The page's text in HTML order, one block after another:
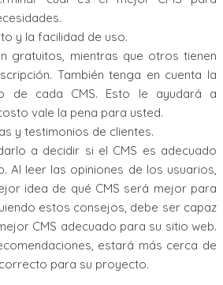
y la facilidad de uso.
gratuitos, mientras que otros tienen
También tenga en cuenta la
de cada CMS. Esto le ayudará a
vale la pena para usted.
y testimonios de clientes.
a decidir si el CMS es adecuado
Al leer las opiniones de los usuarios,
idea de qué CMS será mejor para
estos consejos, debe ser capaz
CMS adecuado para su sitio web.
estará más cerca de
para su proyecto.